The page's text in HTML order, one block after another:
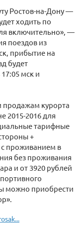
Ростов-на-Дону —
ходить по
включительно», —
поездов из
прибытие на
будет
мск и
продажам курорта
2015-2016 для
тарифные
+
с проживанием в
без проживания
и от 3920 рублей
можно приобрести